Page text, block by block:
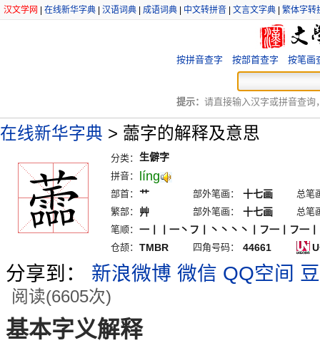
汉文学网 在线新华字典 汉语词典 成语词典 中文转拼音 文言文字典 繁体字转
按拼音查字 按部首查字 按笔画
提示： 请直接输入汉字或拼音查询
在线新华字典 > 蘦字的解释及意思
分类： 生僻字
拼音： líng
部首： 艹 部外笔画： 十七画
总笔
繁部：
艸 部外笔画： 十七画
总笔
笔顺： 一丨丨一丶フ丨丶丶丶丶丨フ一丨フ一
仓颉： TMBR 四角号码： 44661
分享到： 新浪微博 微信 QQ空间
阅读(6605次)
基本字义解释